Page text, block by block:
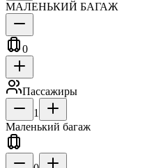
МАЛЕНЬКИЙ БАГАЖ
0
Пассажиры
1
Маленький багаж